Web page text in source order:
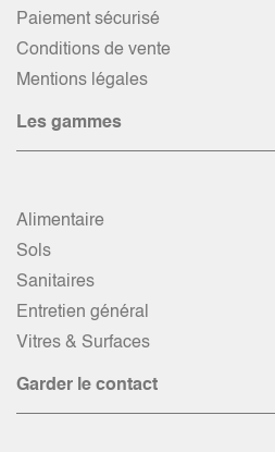
Paiement sécurisé
Conditions de vente
Mentions légales
Les gammes
Alimentaire
Sols
Sanitaires
Entretien général
Vitres & Surfaces
Garder le contact